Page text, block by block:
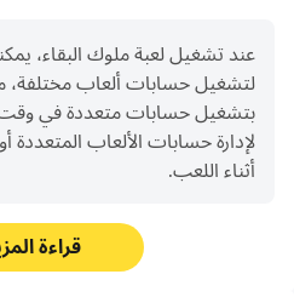
عند تشغيل لعبة ملوك البقاء،
لتشغيل حسابات ألعاب مختلفة،
بتشغيل حسابات متعددة في وقت
لإدارة حسابات الألعاب
أثناء اللعب.
قراءة